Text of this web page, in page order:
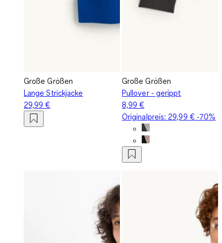
Große Größen
Lange Strickjacke
29,99 €
Große Größen
Pullover - gerippt
8,99 €
Originalpreis: 29,99 €-70%